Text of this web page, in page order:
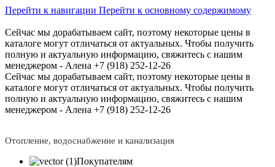
Перейти к навигации Перейти к основному содержимому
Сейчас мы дорабатываем сайт, поэтому некоторые цены в
каталоге могут отличаться от актуальных. Чтобы получить
полную и актуальную информацию, свяжитесь с нашим
менеджером - Алена +7 (918) 252-12-26
Сейчас мы дорабатываем сайт, поэтому некоторые цены в
каталоге могут отличаться от актуальных. Чтобы получить
полную и актуальную информацию, свяжитесь с нашим
менеджером - Алена +7 (918) 252-12-26
Отопление, водоснабжение и канализация
Покупателям